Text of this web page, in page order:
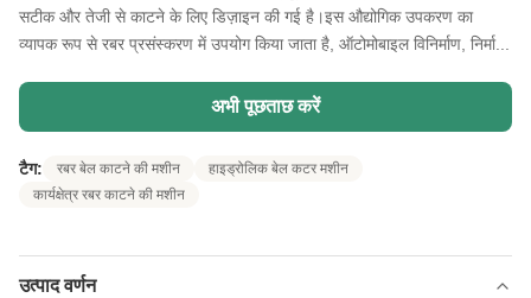
सटीक और तेजी से काटने के लिए डिज़ाइन की गई है।इस औद्योगिक उपकरण का
व्यापक रूप से रबर प्रसंस्करण में उपयोग किया जाता है, ऑटोमोबाइल विनिर्माण, निर्मा...
अभी पूछताछ करें
टैग: रबर बेल काटने की मशीन
हाइड्रोलिक बेल कटर मशीन
कार्यक्षेत्र रबर काटने की मशीन
उत्पाद वर्णन